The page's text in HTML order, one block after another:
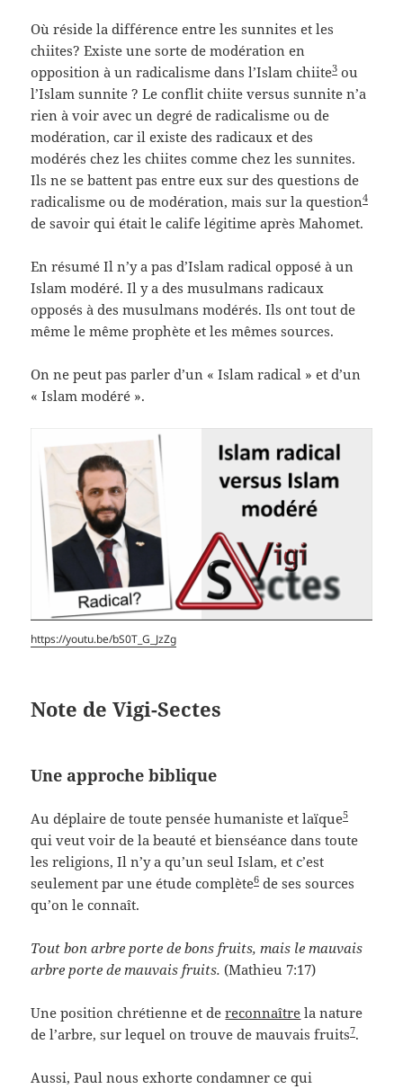
Où réside la différence entre les sunnites et les
chiites? Existe une sorte de modération en
opposition à un radicalisme dans l’Islam chiite3 ou
l’Islam sunnite ? Le conflit chiite versus sunnite n’a
rien à voir avec un degré de radicalisme ou de
modération, car il existe des radicaux et des
modérés chez les chiites comme chez les sunnites.
Ils ne se battent pas entre eux sur des questions de
radicalisme ou de modération, mais sur la question4
de savoir qui était le calife légitime après Mahomet.
En résumé Il n’y a pas d’Islam radical opposé à un
Islam modéré. Il y a des musulmans radicaux
opposés à des musulmans modérés. Ils ont tout de
même le même prophète et les mêmes sources.
On ne peut pas parler d’un « Islam radical » et d’un
« Islam modéré ».
https://youtu.be/bS0T_G_JzZg
Note de Vigi-Sectes
Une approche biblique
Au déplaire de toute pensée humaniste et laïque5
qui veut voir de la beauté et bienséance dans toute
les religions, Il n’y a qu’un seul Islam, et c’est
seulement par une étude complète6 de ses sources
qu’on le connaît.
Tout bon arbre porte de bons fruits, mais le mauvais
arbre porte de mauvais fruits.(Mathieu 7:17)
Une position chrétienne et dereconnaître la nature
de l’arbre, sur lequel on trouve de mauvais fruits7.
Aussi, Paul nous exhorte condamner ce qui